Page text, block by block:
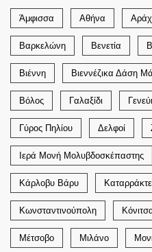
Άμφισσα Αθήνα
Βαρκελώνη Βενετία
Βιέννη Βιεννέζικα Δάση
Βόλος Γαλαξίδι
Γύρος Πηλίου Δελφοί
Ιερά Μονή Μολυβδοσκέπαστης
Κάρλοβυ Βάρυ
Κωνσταντινούπολη
Μέτσοβο Μιλάνο